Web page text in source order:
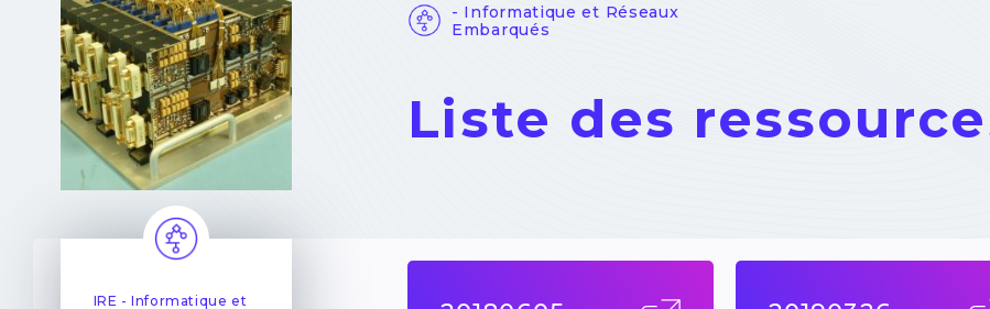
- Informatique et Réseaux
Embarqués
Liste des
IRE - Informatique et